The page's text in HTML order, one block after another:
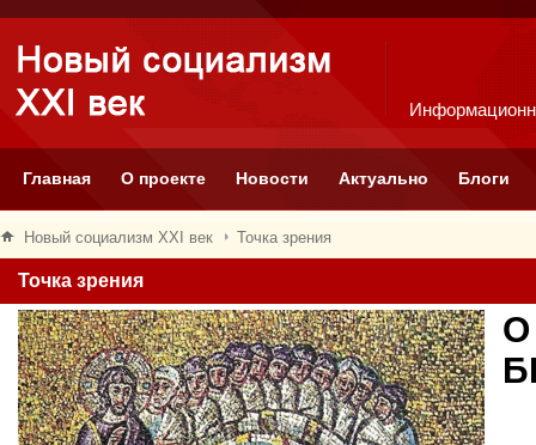
Главная О проекте Новости Актуально Блоги
Новый социализм XXI век Точка зрения
Точка зрения